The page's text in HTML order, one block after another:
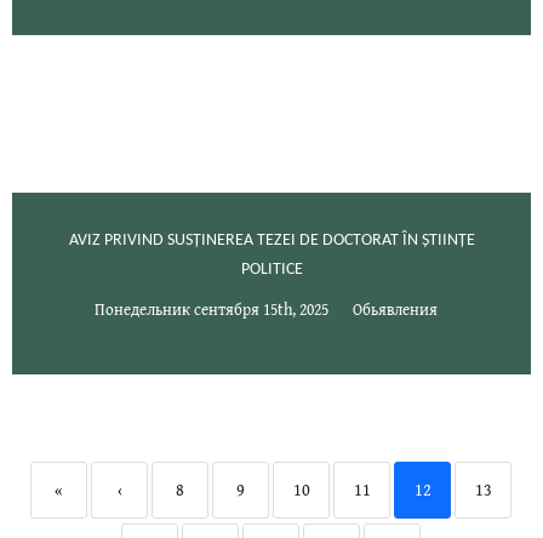
AVIZ PRIVIND SUSȚINEREA TEZEI DE DOCTORAT ÎN ȘTIINȚE
POLITICE
Понедельник сентября 15th, 2025 Обьявления
« ‹ 8 9 10 11 12 13